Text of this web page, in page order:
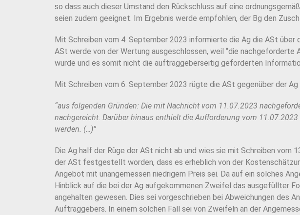
so dass auch dieser Umstand den Rückschluss auf eine
seien zudem geeignet. Im Ergebnis werde empfohlen, der Bg den
Mit Schreiben vom 4. September 2023 informierte die Ag die ASt
ASt werde von der Wertung ausgeschlossen, weil “die
wurde und es somit nicht die auftraggeberseitig geforderten
Mit Schreiben vom 6. September 2023 rügte die ASt gegenüber der
“aus folgenden Gründen: Die mit Nachricht vom 11.07.2023
nachgereicht. Darüber hinaus enthielt die Aufforderung vom
werden. (…)”
Die Ag half der Rüge der ASt nicht ab und wies sie mit Schreiben vom
der ASt festgestellt worden, dass es erheblich von der
Angebot mit unangemessen niedrigem Preis sei. Da auf ein solches
Hinblick auf die bei der Ag aufgekommenen Zweifel das ausgefüllter
angehalten gewesen. Dies sei vorgeschrieben bei Abweichungen des
Auftraggebers. In einem solchen Fall sei von Zweifeln an der